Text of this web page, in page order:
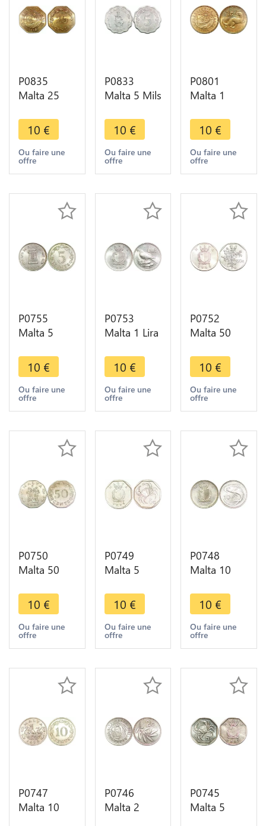
P0835
Malta 25
Anniversary
of Republic
Maltese
Boat Sun
10 €
Ou faire une
offre
P0833
Malta 5 Mils
Christopher
Ironside
1972 FDC -
> Make
10 €
Ou faire une
offre
P0801
Malta 1
Sun Maltese
Boat 1986
FDC ->
Make offer
10 €
Ou faire une
offre
P0755
Malta 5
Temple
Hagar Qim
1972 UNC -
>Make
10 €
Ou faire une
offre
P0753
Malta 1 Lira
Bird 1991
UNC -
>Make
offer
10 €
Ou faire une
offre
P0752
Malta 50
Arms
Flowers
1992 UNC -
>Make
10 €
Ou faire une
offre
P0750
Malta 50
Siege
Monument
1972 UNC -
>Make
10 €
Ou faire une
offre
P0749
Malta 5
Arms Crab
1995 UNC -
>Make
offer
10 €
Ou faire une
offre
P0748
Malta 10
Arms Fish
1991 UNC -
> make
offer
10 €
Ou faire une
offre
P0747
Malta 10
P0746
Malta 2
P0745
Malta 5